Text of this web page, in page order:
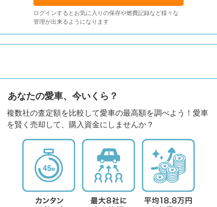
ログインするとお気に入りの保存や燃費記録など様々な
管理が出来るようになります
あなたの愛車、今いくら？
複数社の査定額を比較して愛車の最高額を調べよう！愛車
を賢く売却して、購入資金にしませんか？